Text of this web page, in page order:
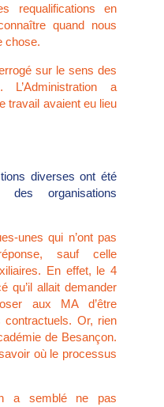
requalifications en
quand nous
chose.
sur le sens des
L’Administration a
travail avaient eu lieu
diverses ont été
des organisations
unes qui n’ont pas
sauf celle
En effet, le 4
qu’il allait demander
aux MA d’être
Or, rien
de Besançon.
où le processus
a semblé ne pas